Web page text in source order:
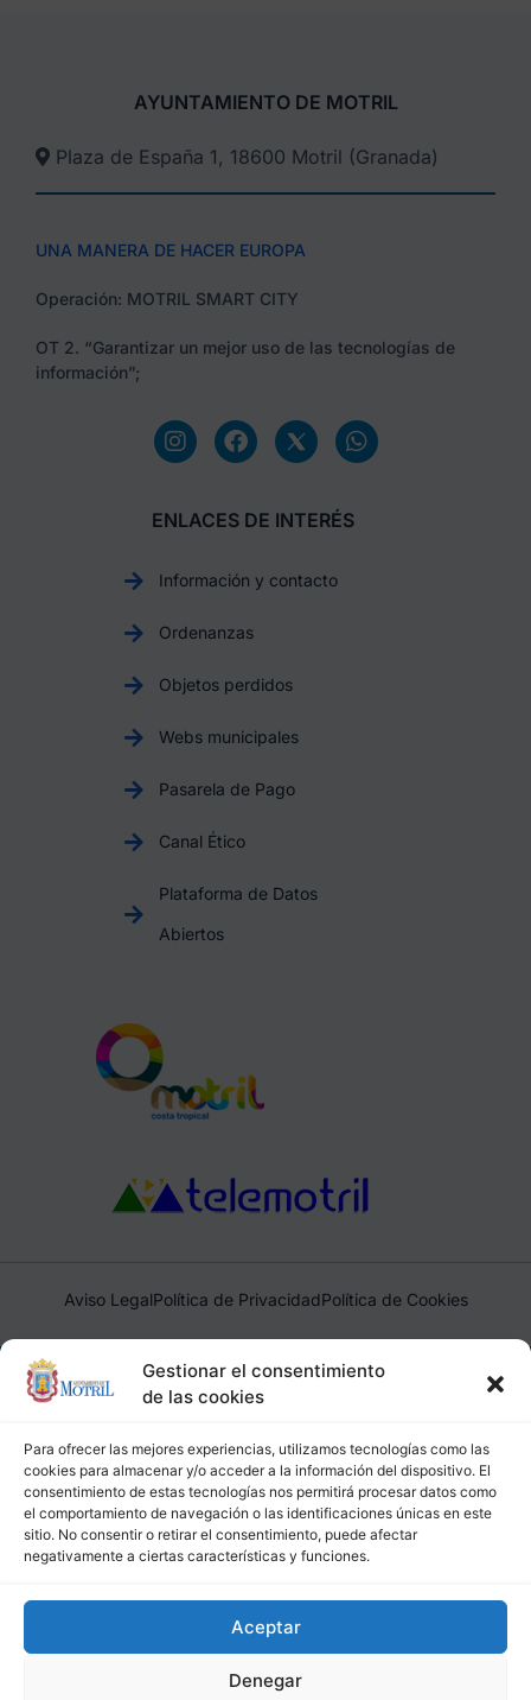
Gestionar el consentimiento
de las cookies
Para ofrecer las mejores experiencias, utilizamos tecnologías como las
cookies para almacenar y/o acceder a la información del dispositivo. El
consentimiento de estas tecnologías nos permitirá procesar datos como
el comportamiento de navegación o las identificaciones únicas en este
sitio. No consentir o retirar el consentimiento, puede afectar
negativamente a ciertas características y funciones.
Aceptar
Denegar
AYUNTAMIENTO DE MOTRIL
Plaza de España 1, 18600 Motril (Granada)​
UNA MANERA DE HACER EUROPA
Operación: MOTRIL SMART CITY
OT 2. “Garantizar un mejor uso de las tecnologías de
información”;
ENLACES DE INTERÉS
Información y contacto
Ordenanzas
Objetos perdidos
Webs municipales
Pasarela de Pago
Canal Ético
Plataforma de Datos
Abiertos
Aviso LegalPolítica de PrivacidadPolítica de Cookies
Ayuntamiento de Motril, Plaza de España, 1, 18600, Motril,
(Granada), CIF: P1814200J, DIR3: L01181400